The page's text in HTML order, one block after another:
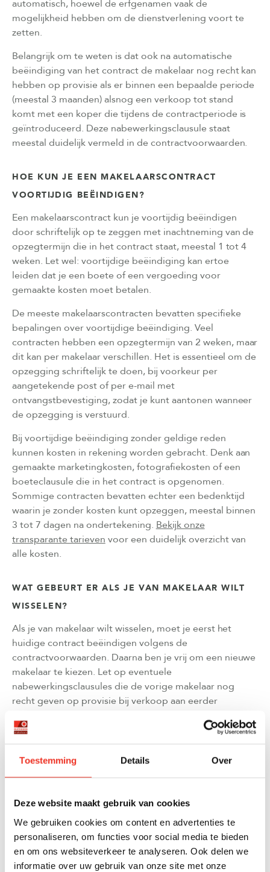
Toestemming Details Over
Deze website maakt gebruik van cookies
We gebruiken cookies om content en advertenties te
personaliseren, om functies voor social media te bieden
en om ons websiteverkeer te analyseren. Ook delen we
informatie over uw gebruik van onze site met onze
automatisch, hoewel de erfgenamen vaak de
mogelijkheid hebben om de dienstverlening voort te
zetten.
Belangrijk om te weten is dat ook na automatische
beëindiging van het contract de makelaar nog recht kan
hebben op provisie als er binnen een bepaalde periode
(meestal 3 maanden) alsnog een verkoop tot stand
komt met een koper die tijdens de contractperiode is
geïntroduceerd. Deze nabewerkingsclausule staat
meestal duidelijk vermeld in de contractvoorwaarden.
HOE KUN JE EEN MAKELAARSCONTRACT
VOORTIJDIG BEËINDIGEN?
Een makelaarscontract kun je voortijdig beëindigen
door schriftelijk op te zeggen met inachtneming van de
opzegtermijn die in het contract staat, meestal 1 tot 4
weken. Let wel: voortijdige beëindiging kan ertoe
leiden dat je een boete of een vergoeding voor
gemaakte kosten moet betalen.
De meeste makelaarscontracten bevatten specifieke
bepalingen over voortijdige beëindiging. Veel
contracten hebben een opzegtermijn van 2 weken, maar
dit kan per makelaar verschillen. Het is essentieel om de
opzegging schriftelijk te doen, bij voorkeur per
aangetekende post of per e-mail met
ontvangstbevestiging, zodat je kunt aantonen wanneer
de opzegging is verstuurd.
Bij voortijdige beëindiging zonder geldige reden
kunnen kosten in rekening worden gebracht. Denk aan
gemaakte marketingkosten, fotografiekosten of een
boeteclausule die in het contract is opgenomen.
Sommige contracten bevatten echter een bedenktijd
waarin je zonder kosten kunt opzeggen, meestal binnen
3 tot 7 dagen na ondertekening. Bekijk onze
transparante tarieven voor een duidelijk overzicht van
alle kosten.
WAT GEBEURT ER ALS JE VAN MAKELAAR WILT
WISSELEN?
Als je van makelaar wilt wisselen, moet je eerst het
huidige contract beëindigen volgens de
contractvoorwaarden. Daarna ben je vrij om een nieuwe
makelaar te kiezen. Let op eventuele
nabewerkingsclausules die de vorige makelaar nog
recht geven op provisie bij verkoop aan eerder
Het wisselen van makelaar vereist zorgvuldige planning.
en wacht tot de opzegtermijn is verstreken voordat je
een nieuw contract tekent. Anders kun je in een situatie
terechtkomen waarin je dubbele provisie moet betalen
als beide makelaars aanspraak maken op hun
vergoeding.
Een belangrijke overweging bij het wisselen is de
nabewerkingsclausule. Als je vorige makelaar potentiële